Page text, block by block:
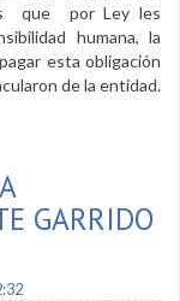
que por Ley les
humana, la
esta obligación
de la entidad.
GARRIDO